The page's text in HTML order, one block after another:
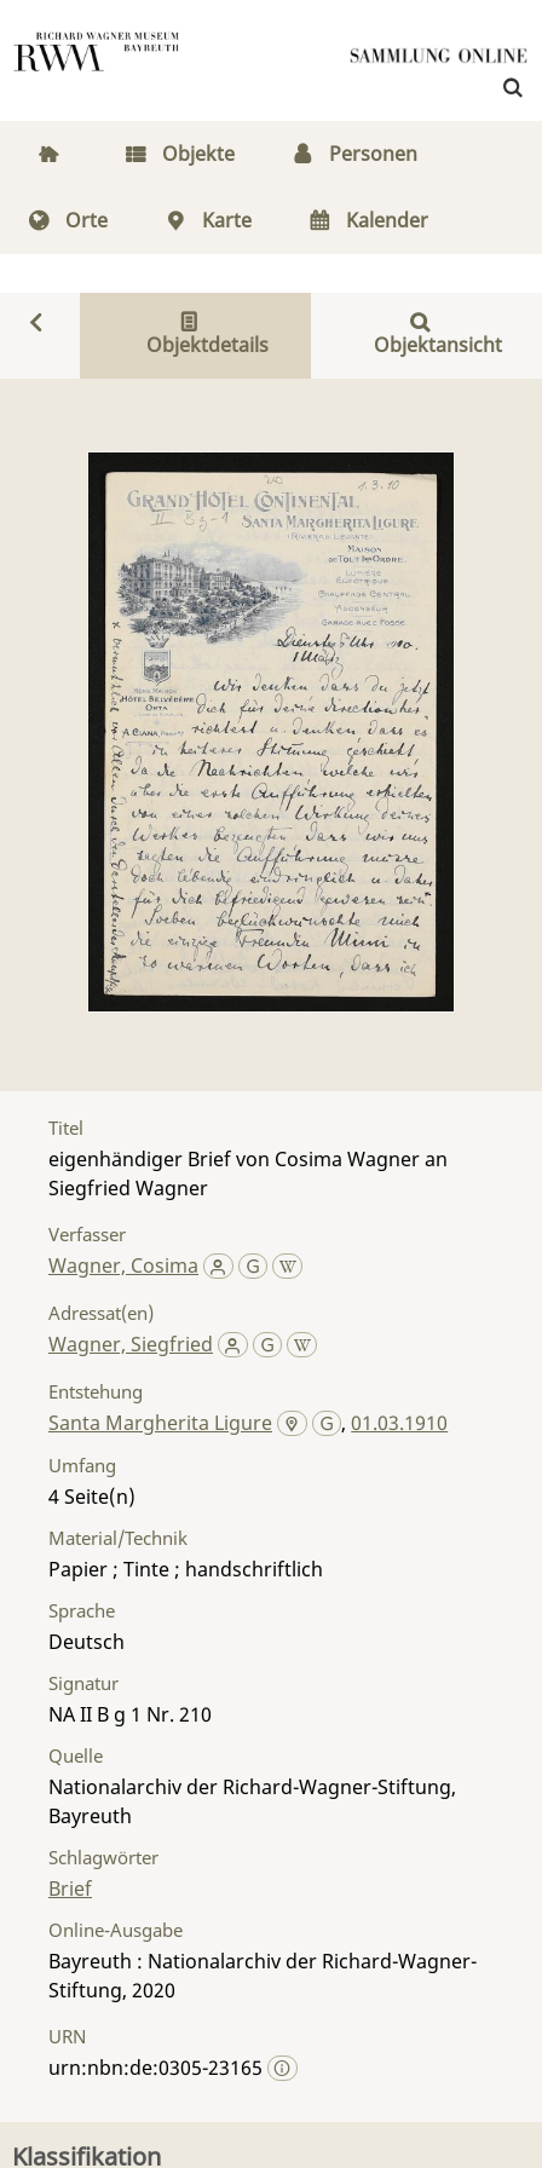
Objekte Personen
Orte Karte Kalender
Objektdetails Objektansicht
Titel
eigenhändiger Brief von Cosima Wagner an
Siegfried Wagner
Verfasser
Wagner, Cosima
Adressat(en)
Wagner, Siegfried
Entstehung
Santa Margherita Ligure ,01.03.1910
Umfang
4
Material/Technik
Papier ; Tinte ; handschriftlich
Sprache
Deutsch
Signatur
NA II B g 1 Nr. 210
Quelle
Nationalarchiv der Richard-Wagner-Stiftung,
Bayreuth
Schlagwörter
Brief
Online-Ausgabe
Bayreuth : Nationalarchiv der Richard-Wagner-
Stiftung, 2020
URN
urn:nbn:de:0305-23165
Klassifikation